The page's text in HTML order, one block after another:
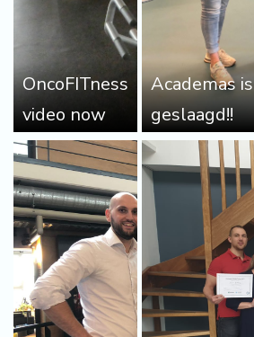
OncoFITness
video now
available in
English
Academas is
geslaagd!!